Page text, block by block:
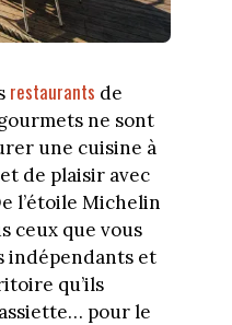
restaurants de
ne sont
une cuisine à
de plaisir avec
l’étoile Michelin
ceux que vous
indépendants et
qu’ils
pour le